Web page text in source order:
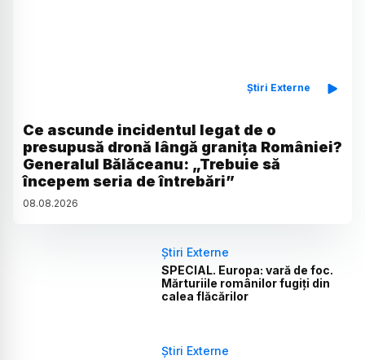
Știri Externe
Ce ascunde incidentul legat de o
presupusă dronă lângă granița României?
Generalul Bălăceanu: „Trebuie să
începem seria de întrebări”
08.08.2026
Știri Externe
SPECIAL. Europa: vară de foc.
Mărturiile românilor fugiți din
calea flăcărilor
Știri Externe